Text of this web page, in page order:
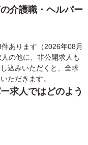
介護職・ヘルパー
あります（2026年08月
の他に、非公開求人も
込みいただくと、全求
ただきます。
求人ではどのよう